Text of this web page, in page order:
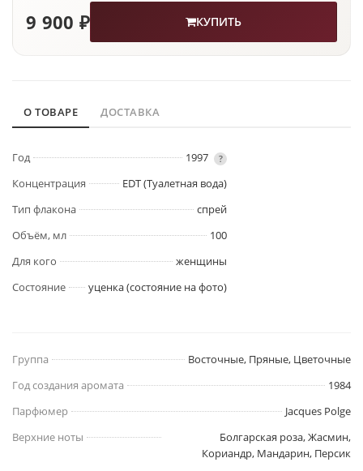
9 900 ₽ КУПИТЬ
О ТОВАРЕ ДОСТАВКА
Год 1997 ?
Концентрация
EDT (Туалетная вода)
Тип флакона
спрей
Объём, мл
100
Для кого
женщины
Состояние
уценка (состояние на фото)
Группа
Восточные, Пряные, Цветочные
Год создания аромата
1984
Парфюмер
Jacques Polge
Верхние ноты
Болгарская роза, Жасмин,
Кориандр, Мандарин, Персик